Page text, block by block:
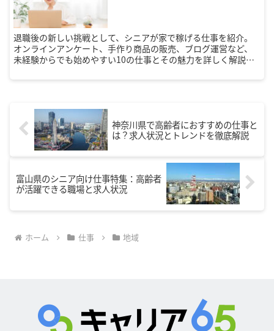
退職後の新しい挑戦として、シニアが家で稼げる仕事を紹介。
オンラインアンケート、手作り商品の販売、ブログ運営など、
未経験からでも始めやすい10の仕事とその魅力を詳しく解説し
神奈川県で高齢者におすすめの仕事と
は？求人状況とトレンドを徹底解説
富山県のシニア向け仕事特集：高齢者
が活躍できる職場と求人状況
ホーム 仕事 地域